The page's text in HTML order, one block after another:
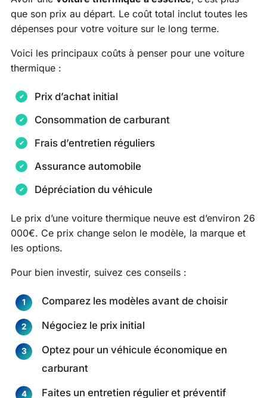
que son prix au départ. Le coût total inclut toutes les
dépenses pour votre voiture sur le long terme.
Voici les principaux coûts à penser pour une voiture
thermique :
Prix d’achat initial
Consommation de carburant
Frais d’entretien réguliers
Assurance automobile
Dépréciation du véhicule
Le prix d’une voiture thermique neuve est d’environ 26
000€. Ce prix change selon le modèle, la marque et
les options.
Pour bien investir, suivez ces conseils :
Comparez les modèles avant de choisir
Négociez le prix initial
Optez pour un véhicule économique en
carburant
Faites un entretien régulier et préventif